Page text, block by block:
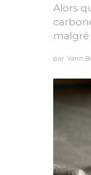
Alors
par Yann